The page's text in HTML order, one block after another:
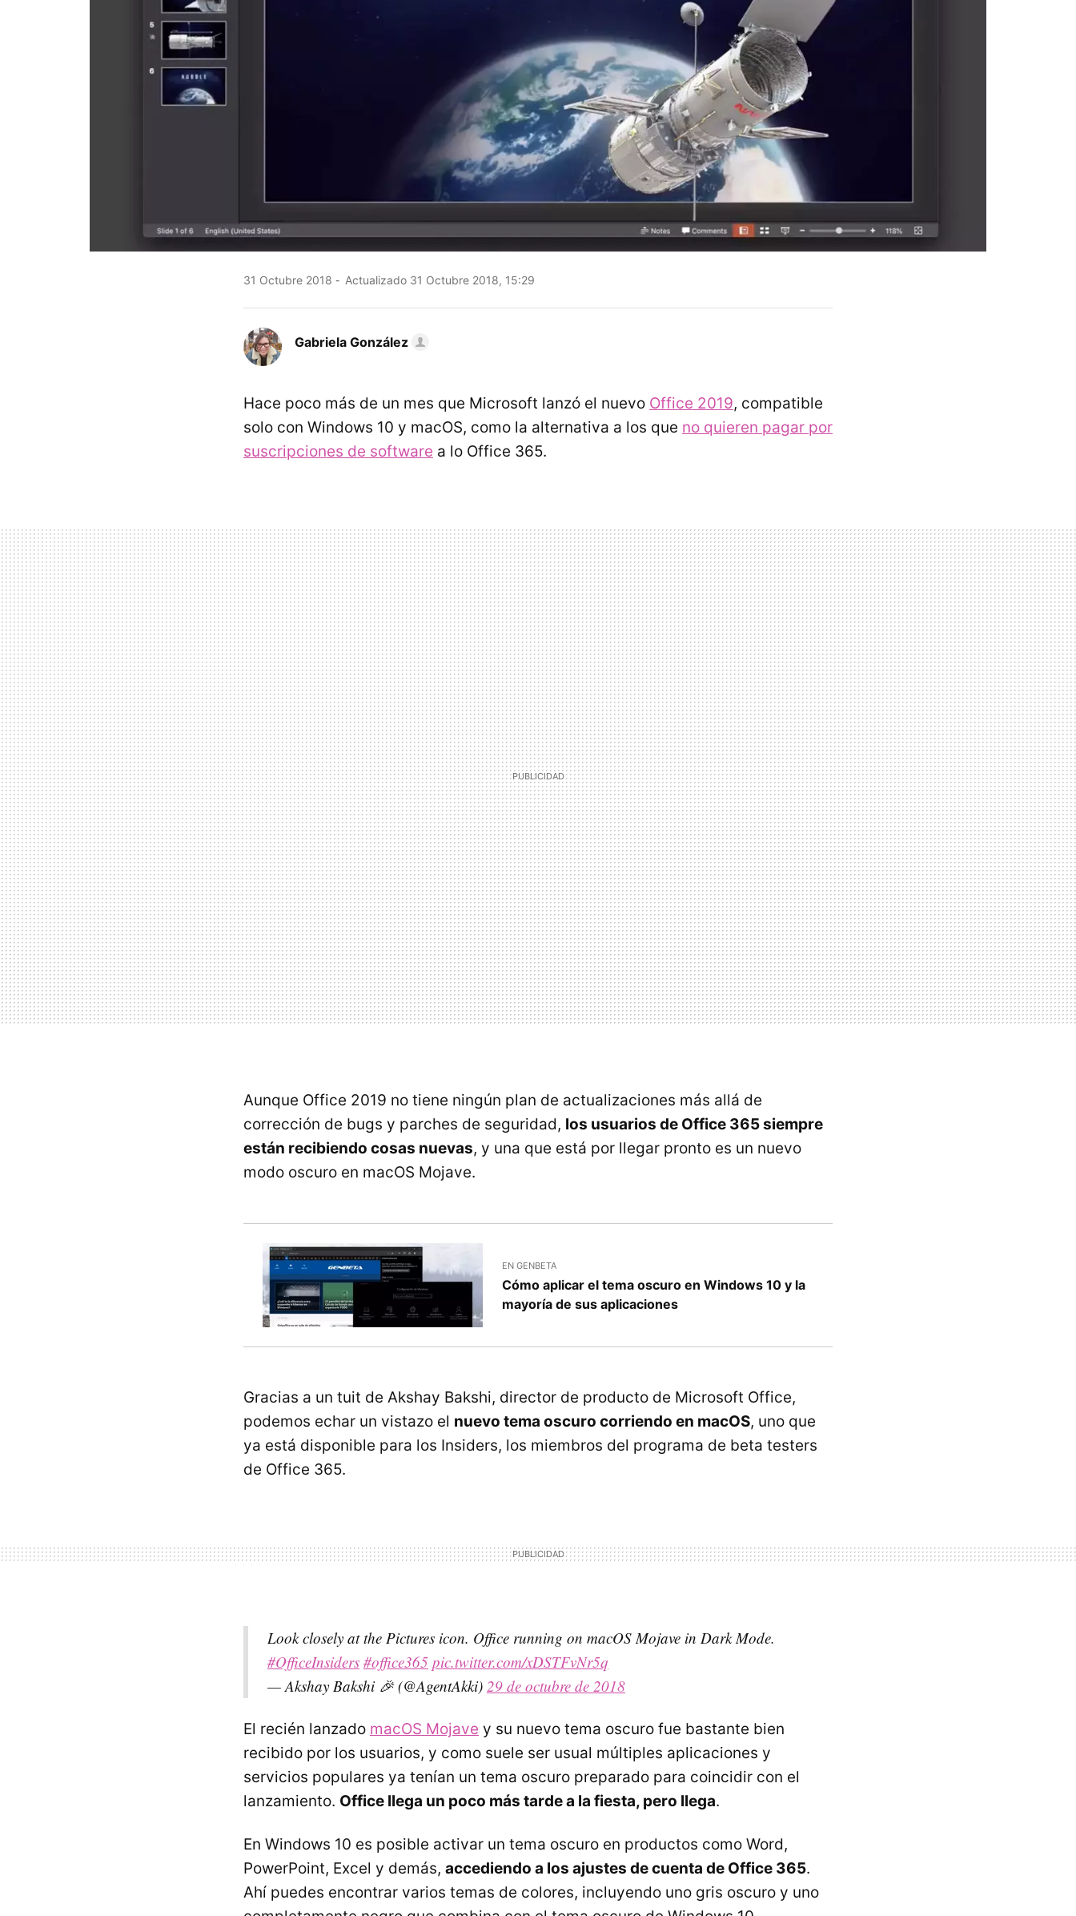
31 Octubre 2018 Actualizado 31 Octubre 2018, 15:29
Gabriela González
Hace poco más de un mes que Microsoft lanzó el nuevo Office 2019, compatible
solo con Windows 10 y macOS, como la alternativa a los que no quieren pagar por
suscripciones de software a lo Office 365.
Aunque Office 2019 no tiene ningún plan de actualizaciones más allá de
corrección de bugs y parches de seguridad, los usuarios de Office 365 siempre
están recibiendo cosas nuevas, y una que está por llegar pronto es un nuevo
modo oscuro en macOS Mojave.
EN GENBETA
Cómo aplicar el tema oscuro en Windows 10 y la
mayoría de sus aplicaciones
Gracias a un tuit de Akshay Bakshi, director de producto de Microsoft Office,
podemos echar un vistazo el nuevo tema oscuro corriendo en macOS, uno que
ya está disponible para los Insiders, los miembros del programa de beta testers
de Office 365.
Look closely at the Pictures icon. Office running on macOS Mojave in Dark Mode.
#OfficeInsiders #office365 pic.twitter.com/xDSTFvNr5q
— Akshay Bakshi 🎉 (@AgentAkki) 29 de octubre de 2018
El recién lanzado macOS Mojave y su nuevo tema oscuro fue bastante bien
recibido por los usuarios, y como suele ser usual múltiples aplicaciones y
servicios populares ya tenían un tema oscuro preparado para coincidir con el
lanzamiento. Office llega un poco más tarde a la fiesta, pero llega.
En Windows 10 es posible activar un tema oscuro en productos como Word,
PowerPoint, Excel y demás, accediendo a los ajustes de cuenta de Office 365.
Ahí puedes encontrar varios temas de colores, incluyendo uno gris oscuro y uno